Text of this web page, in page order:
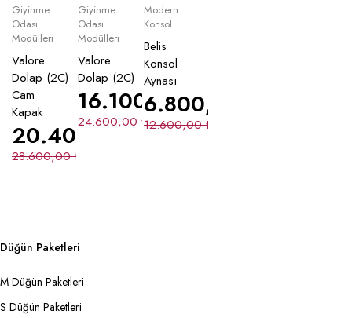
Giyinme
Odası
Modülleri
Valore
Dolap (2C)
Cam
Kapak
28.600,00₺
20.400,00₺
Giyinme
Odası
Modülleri
Valore
Dolap (2C)
24.600,00₺
16.100,00₺
Modern
Konsol
Belis
Konsol
Aynası
12.600,00₺
6.800,00
Düğün Paketleri
M Düğün Paketleri
S Düğün Paketleri